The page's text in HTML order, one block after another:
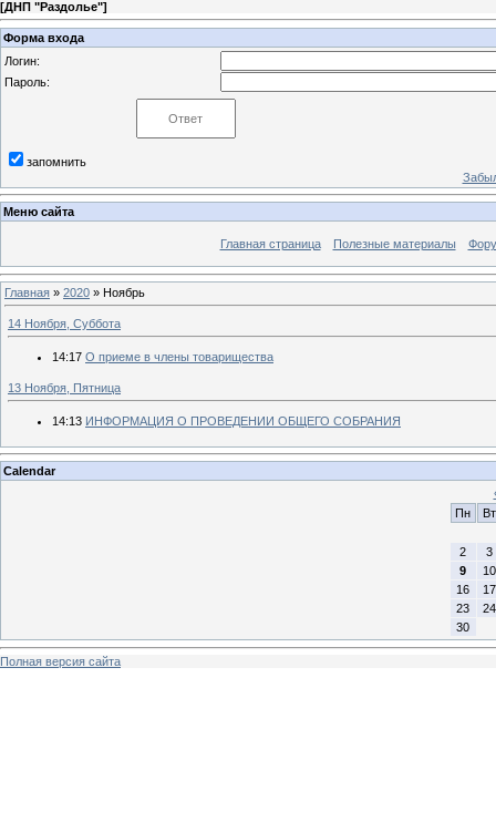
[ДНП "Раздолье"]
Форма входа
Логин:
Пароль:
запомнить
Меню сайта
Главная страница Полезные материалы
Главная » 2020 » Ноябрь
14 Ноября, Суббота
14:17 О приеме в члены товарищества
13 Ноября, Пятница
14:13 ИНФОРМАЦИЯ О ПРОВЕДЕНИИ ОБЩЕГО СОБРАНИЯ
Calendar
Пн
Вт
2
3
9
10
16
17
23
24
30
Полная версия сайта